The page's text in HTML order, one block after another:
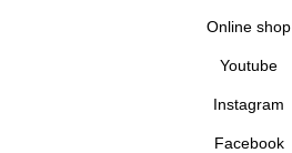
Online shop
Youtube
Instagram
Facebook